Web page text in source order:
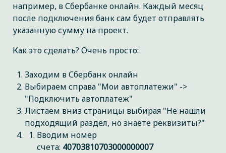
например, в Сбербанке онлайн. Каждый месяц
после подключения банк сам будет отправлять
указанную сумму на проект.
Как это сделать? Очень просто:
Заходим в Сбербанк онлайн
Выбираем справа "Мои автоплатежи" ->
"Подключить автоплатеж"
Листаем вниз страницы выбирая "Не нашли
подходящий раздел, но знаете реквизиты?"
Вводим номер
счета: 40703810703000000007